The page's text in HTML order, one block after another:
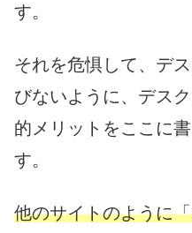
す。
それを危惧して、デ
びないように、デス
的メリットをここに
す。
他のサイトのように